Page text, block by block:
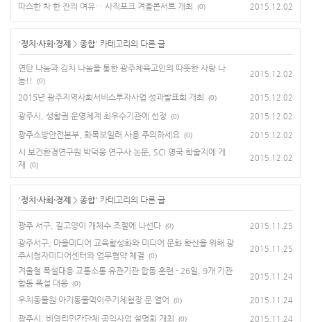
따스한 차 한 잔의 여유… 사직포크 겨울콘서트 개최 (0) 2015.12.02
'정치·사회·경제 > 종합' 카테고리의 다른 글
연탄 나눔과 김치 나눔을 통한 광주체육고인의 따뜻한 사랑 나
눔!!
(0)
2015.12.02
2015년 광주지역사회서비스투자사업 성과발표회 개최 (0) 2015.12.02
광주시, 생활권 운영체계 최우수기관에 선정 (0) 2015.12.02
광주소방안전본부, 화목보일러 사용 주의하세요 (0) 2015.12.02
시 보건환경연구원 박덕웅 연구사 논문, SCI 영국 학술지에 게
재
(0)
2015.12.02
'정치·사회·경제 > 종합' 카테고리의 다른 글
광주 서구, 길고양이 개체수 조절에 나선다 (0) 2015.11.25
광주서구, 마을미디어 교육활성화와 미디어 문화 확산을 위해 광
주시청자미디어센터와 업무협약 체결
(0)
2015.11.25
겨울철 폭설대응 교통소통 유관기관 합동 훈련 - 26일, 9개 기관
합동 폭설 대응 (0)
2015.11.24
우치동물원 아기동물먹이주기체험장 문 열어 (0) 2015.11.24
광주시, 비영리민간단체 공익사업 설명회 개최 (0) 2015.11.24